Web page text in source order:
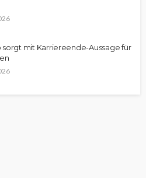
sorgt mit Karriereende-Aussage für